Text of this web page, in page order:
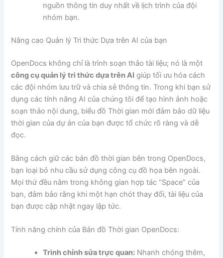
nguồn thông tin duy nhất về lịch trình của đội
nhóm bạn.
Nâng cao Quản lý Tri thức Dựa trên AI của bạn
OpenDocs không chỉ là trình soạn thảo tài liệu; nó là một
công cụ quản lý tri thức dựa trên AI giúp tối ưu hóa cách
các đội nhóm lưu trữ và chia sẻ thông tin. Trong khi bạn sử
dụng các tính năng AI của chúng tôi để tạo hình ảnh hoặc
soạn thảo nội dung, biểu đồ Thời gian mới đảm bảo dữ liệu
thời gian của dự án của bạn được tổ chức rõ ràng và dễ
đọc.
Bằng cách giữ các bản đồ thời gian bên trong OpenDocs,
bạn loại bỏ nhu cầu sử dụng công cụ đồ họa bên ngoài.
Mọi thứ đều nằm trong không gian hợp tác “Space” của
bạn, đảm bảo rằng khi một hạn chót thay đổi, tài liệu của
bạn được cập nhật ngay lập tức.
Tính năng chính của Bản đồ Thời gian OpenDocs:
Trình chỉnh sửa trực quan: Nhanh chóng thêm,